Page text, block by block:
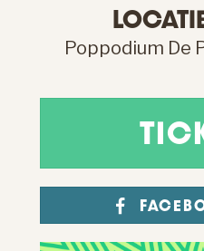
Poppodium De